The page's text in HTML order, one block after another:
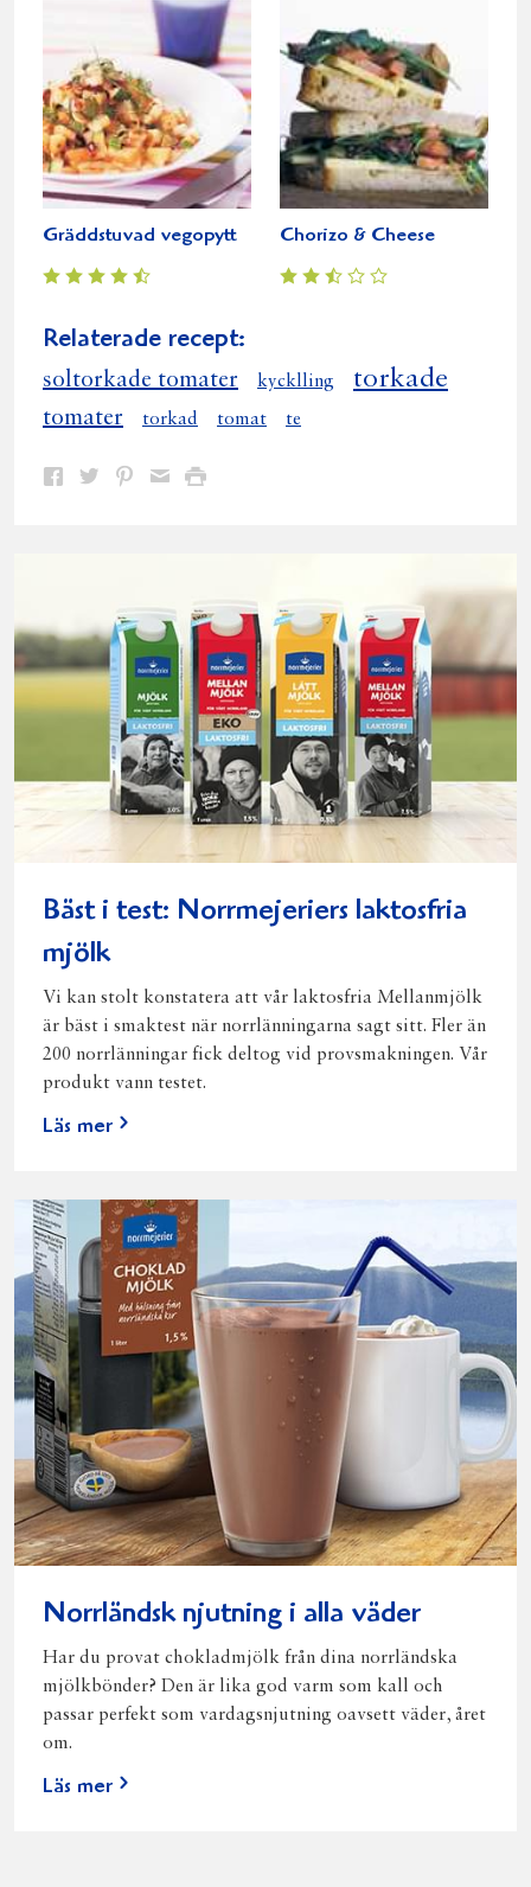
Gräddstuvad vegopytt Chorizo & Cheese
Relaterade recept:
soltorkade tomater kycklling torkade
tomater torkad tomat te
Dela Dela Dela DelaSkriv
Bäst i test: Norrmejeriers laktosfria
mjölk
Vi kan stolt konstatera att vår laktosfria Mellanmjölk
är bäst i smaktest när norrlänningarna sagt sitt. Fler än
200 norrlänningar fick deltog vid provsmakningen. Vår
produkt vann testet.
Läs mer
Norrländsk njutning i alla väder
Har du provat chokladmjölk från dina norrländska
mjölkbönder? Den är lika god varm som kall och
passar perfekt som vardagsnjutning oavsett väder, året
om.
Läs mer